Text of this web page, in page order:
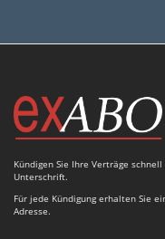
Kündigen Sie Ihre Verträge
Unterschrift.
Für jede Kündigung erhalten Sie
Adresse.